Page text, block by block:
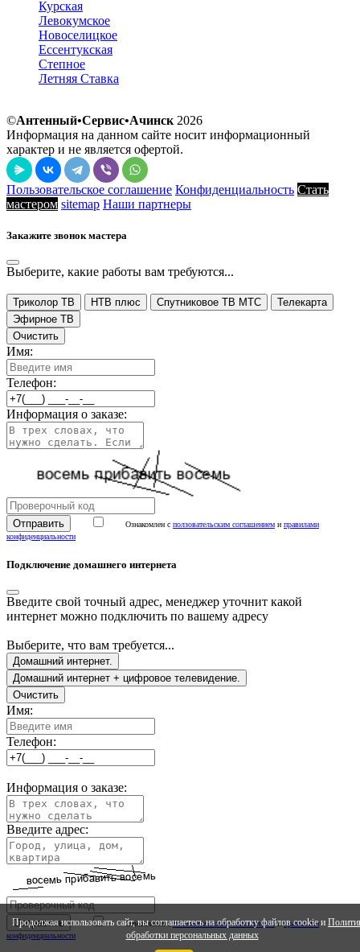
Продолжая использовать сайт, вы соглашаетесь на обработку файлов cookie и
обработки персональных данных
Курская
Левокумское
Новоселицкое
Ессентукская
Степное
Летняя Ставка
©Антенный•Сервис•Ачинск 2026
Информация на данном сайте носит информационный
характер и не является офертой.
Пользовательское соглашение Конфиденциальность Стать
мастером sitemap Наши партнеры
Закажите звонок мастера
Выберите, какие работы вам требуются...
Триколор ТВ НТВ плюс Спутниковое ТВ МТС
Телекарта
Эфирное ТВ
Очистить
Имя:
Телефон:
Информация о заказе:
Ознакомлен с ползовательским соглашением и правилами
конфиденциальности
Подключение домашнего интернета
Введите свой точный адрес, менеджер уточнит какой
интернет можно подключить по вашему адресу
Выберите, что вам требуется...
Домашний интернет.
Домашний интернет + цифровое телевидение.
Очистить
Имя:
Телефон:
Информация о заказе:
Введите адрес:
Ознакомлен сползовательским соглашениемиправилами
конфиденциальности